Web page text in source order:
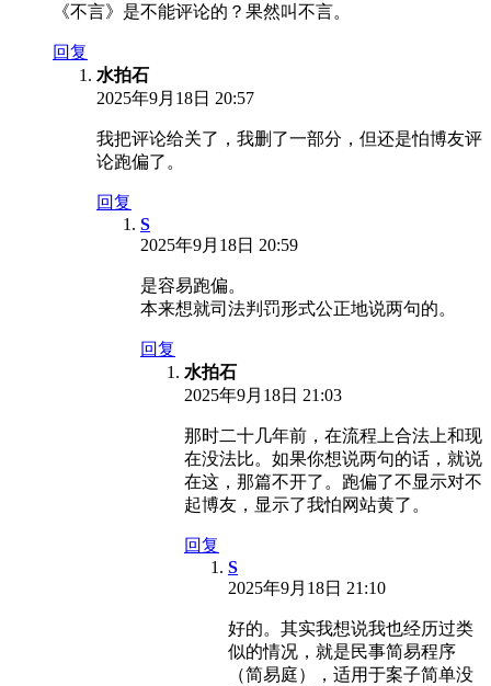
《不言》是不能评论的？果然叫不言。
回复
水拍石
2025年9月18日 20:57
我把评论给关了，我删了一部分，但还是怕博友评
论跑偏了。
回复
S
2025年9月18日 20:59
是容易跑偏。
本来想就司法判罚形式公正地说两句的。
回复
水拍石
2025年9月18日 21:03
那时二十几年前，在流程上合法上和现
在没法比。如果你想说两句的话，就说
在这，那篇不开了。跑偏了不显示对不
起博友，显示了我怕网站黄了。
回复
S
2025年9月18日 21:10
好的。其实我想说我也经历过类
似的情况，就是民事简易程序
（简易庭），适用于案子简单没